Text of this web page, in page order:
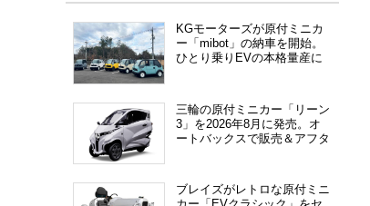
KGモーターズが原付ミニカ
ー「mibot」の納車を開始。
ひとり乗りEVの本格量産に
三輪の原付ミニカー「リーン
3」を2026年8月に発売。オ
ートバックスで販売＆アフタ
ブレイズがレトロな原付ミニ